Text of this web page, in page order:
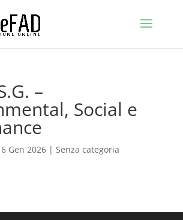
–
Social e
Gen 2026| Senza categoria